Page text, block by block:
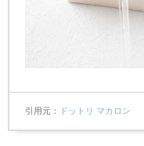
引用元 ドットリ マカロン